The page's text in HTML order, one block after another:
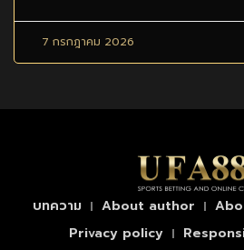
7 กรกฎาคม 2026
บทความ About author
Privacy policy